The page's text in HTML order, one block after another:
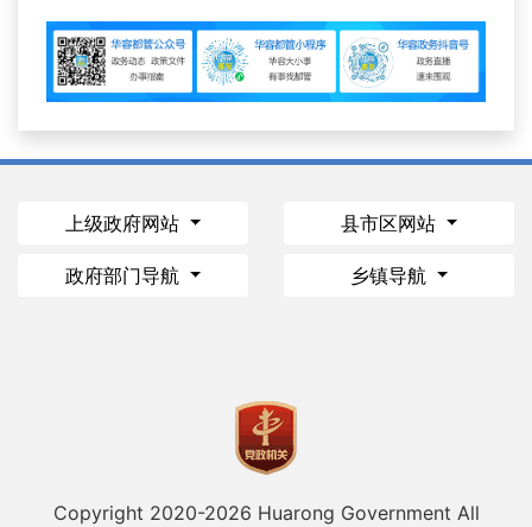
上级政府网站 县市区网站
政府部门导航 乡镇导航
Copyright 2020-2026 Huarong Government All